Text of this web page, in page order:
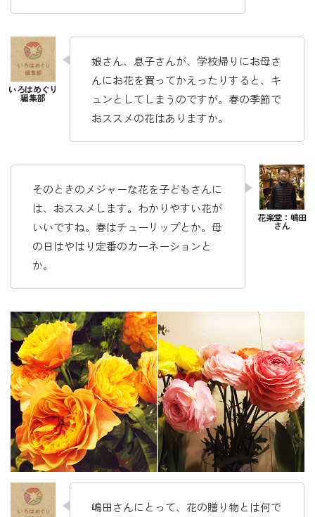
娘さん、息子さんが、学校帰りにお母さ
んにお花を買ってかえったりすると、キ
ュンとしてしまうのですが。春の季節で
おススメの花はありますか。
そのときのメジャーな花を子どもさんに
は、おススメします。わかりやすい花が
いいですね。春はチューリップとか。母
の日はやはり定番のカーネーションと
か。
嶋田さんにとって、花の贈り物とは何で